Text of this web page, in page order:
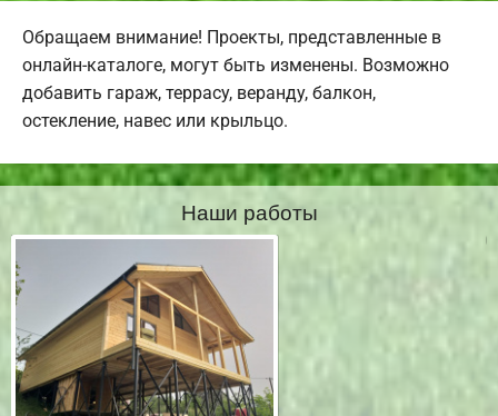
Обращаем внимание! Проекты, представленные в
онлайн-каталоге, могут быть изменены. Возможно
добавить гараж, террасу, веранду, балкон,
остекление, навес или крыльцо.
Наши работы